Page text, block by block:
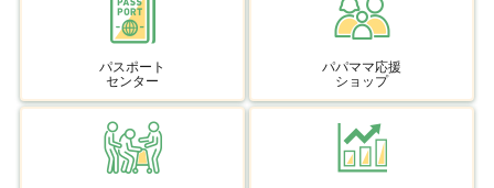
パスポート
センター
パパママ応援
ショップ